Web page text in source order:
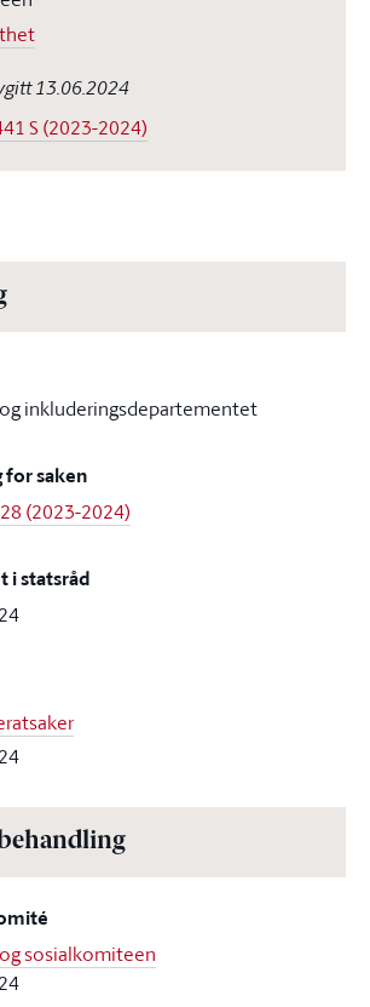
13.06.2024
S (2023-2024)
inkluderingsdepartementet
for saken
(2023-2024)
i statsråd
sosialkomiteen